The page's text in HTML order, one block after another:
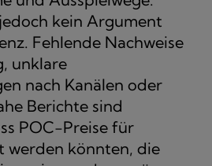
kein Argument
Fehlende Nachweise
unklare
nach Kanälen oder
Berichte sind
POC-Preise für
werden könnten, die